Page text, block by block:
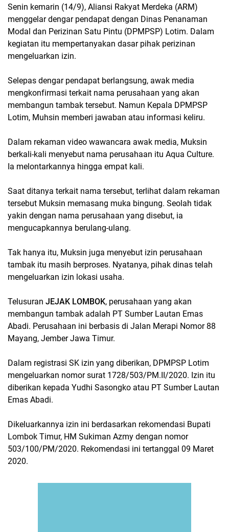
Senin kemarin (14/9), Aliansi Rakyat Merdeka (ARM)
menggelar dengar pendapat dengan Dinas Penanaman
Modal dan Perizinan Satu Pintu (DPMPSP) Lotim. Dalam
kegiatan itu mempertanyakan dasar pihak perizinan
mengeluarkan izin.
Selepas dengar pendapat berlangsung, awak media
mengkonfirmasi terkait nama perusahaan yang akan
membangun tambak tersebut. Namun Kepala DPMPSP
Lotim, Muhsin memberi jawaban atau informasi keliru.
Dalam rekaman video wawancara awak media, Muksin
berkali-kali menyebut nama perusahaan itu Aqua Culture.
Ia melontarkannya hingga empat kali.
Saat ditanya terkait nama tersebut, terlihat dalam rekaman
tersebut Muksin memasang muka bingung. Seolah tidak
yakin dengan nama perusahaan yang disebut, ia
mengucapkannya berulang-ulang.
Tak hanya itu, Muksin juga menyebut izin perusahaan
tambak itu masih berproses. Nyatanya, pihak dinas telah
mengeluarkan izin lokasi usaha.
Telusuran JEJAK LOMBOK, perusahaan yang akan
membangun tambak adalah PT Sumber Lautan Emas
Abadi. Perusahaan ini berbasis di Jalan Merapi Nomor 88
Mayang, Jember Jawa Timur.
Dalam registrasi SK izin yang diberikan, DPMPSP Lotim
mengeluarkan nomor surat 1728/503/PM.II/2020. Izin itu
diberikan kepada Yudhi Sasongko atau PT Sumber Lautan
Emas Abadi.
Dikeluarkannya izin ini berdasarkan rekomendasi Bupati
Lombok Timur, HM Sukiman Azmy dengan nomor
503/100/PM/2020. Rekomendasi ini tertanggal 09 Maret
2020.